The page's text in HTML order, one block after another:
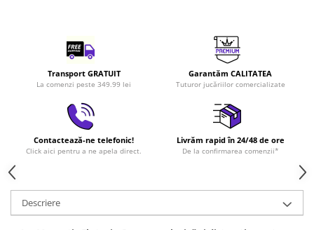
Transport GRATUIT
La comenzi peste 349.99 lei
Garantăm CALITATEA
Tuturor jucăriilor comercializate
Contactează-ne telefonic!
Click aici pentru a ne apela direct.
Livrăm rapid în 24/48 de ore
De la confirmarea comenzii*
Descriere